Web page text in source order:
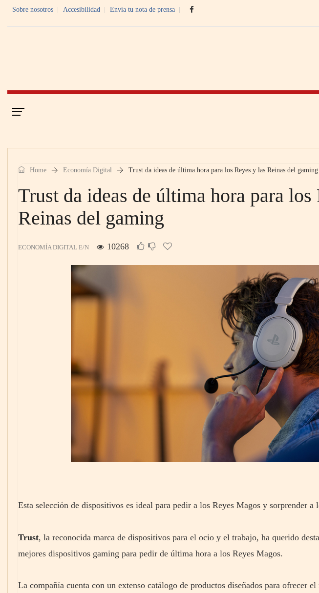
Sobre nosotros Accesibilidad Envía tu nota de prensa
Home Economía Digital Trust da ideas de última hora para los Reyes y las Reinas del gaming
Trust da ideas de última hora para los
Reinas del gaming
ECONOMÍA DIGITAL E/N 10268
Esta selección de dispositivos es ideal para pedir a los Reyes Magos y sorprender a
Trust, la reconocida marca de dispositivos para el ocio y el trabajo, ha querido
mejores dispositivos gaming para pedir de última hora a los Reyes Magos.
La compañía cuenta con un extenso catálogo de productos diseñados para ofrecer